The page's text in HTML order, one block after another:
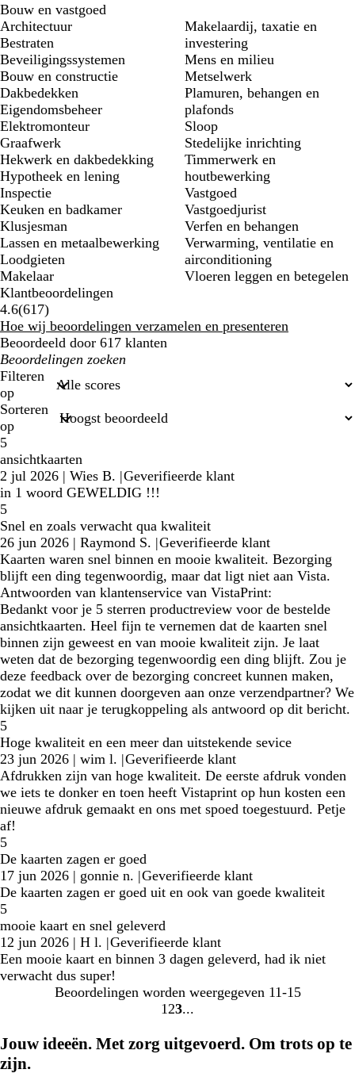
Bouw en vastgoed
Architectuur
Bestraten
Beveiligingssystemen
Bouw en constructie
Dakbedekken
Eigendomsbeheer
Elektromonteur
Graafwerk
Hekwerk en dakbedekking
Hypotheek en lening
Inspectie
Keuken en badkamer
Klusjesman
Lassen en metaalbewerking
Loodgieten
Makelaar
Makelaardij, taxatie en
investering
Mens en milieu
Metselwerk
Plamuren, behangen en
plafonds
Sloop
Stedelijke inrichting
Timmerwerk en
houtbewerking
Vastgoed
Vastgoedjurist
Verfen en behangen
Verwarming, ventilatie en
airconditioning
Vloeren leggen en betegelen
Klantbeoordelingen
4.6(617617
klantbeoordelingen
)
Hoe wij beoordelingen verzamelen en presenteren
Beoordeeld door 617 klanten
Mijn
zoekopdrachten
Filteren
op
Sorteren
op
5
ansichtkaarten
2 jul 2026 | Wies B. |Geverifieerde klant
in 1 woord GEWELDIG !!!
5
Snel en zoals verwacht qua kwaliteit
26 jun 2026 | Raymond S. |Geverifieerde klant
Kaarten waren snel binnen en mooie kwaliteit. Bezorging
blijft een ding tegenwoordig, maar dat ligt niet aan Vista.
Antwoorden van klantenservice van VistaPrint:
Bedankt voor je 5 sterren productreview voor de bestelde
ansichtkaarten. Heel fijn te vernemen dat de kaarten snel
binnen zijn geweest en van mooie kwaliteit zijn. Je laat
weten dat de bezorging tegenwoordig een ding blijft. Zou je
deze feedback over de bezorging concreet kunnen maken,
zodat we dit kunnen doorgeven aan onze verzendpartner? We
kijken uit naar je terugkoppeling als antwoord op dit bericht.
5
Hoge kwaliteit en een meer dan uitstekende sevice
23 jun 2026 | wim l. |Geverifieerde klant
Afdrukken zijn van hoge kwaliteit. De eerste afdruk vonden
we iets te donker en toen heeft Vistaprint op hun kosten een
nieuwe afdruk gemaakt en ons met spoed toegestuurd. Petje
af!
5
De kaarten zagen er goed
17 jun 2026 | gonnie n. |Geverifieerde klant
De kaarten zagen er goed uit en ook van goede kwaliteit
5
mooie kaart en snel geleverd
12 jun 2026 | H l. |Geverifieerde klant
Een mooie kaart en binnen 3 dagen geleverd, had ik niet
verwacht dus super!
Beoordelingen worden weergegeven 11-15
Naar
1 Naar
2 Naar
3
Jouw ideeën. Met zorg uitgevoerd. Om trots op te
zijn.